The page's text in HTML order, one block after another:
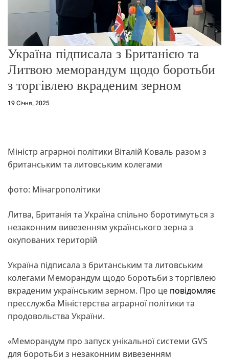
Україна підписала з Британією та
Литвою меморандум щодо боротьби
з торгівлею вкраденим зерном
19 Січня, 2025
Міністр аграрної політики Віталій Коваль разом з
британським та литовським колегами
фото: Мінагрополітики
Литва, Британія та Україна спільно боротимуться з
незаконним вивезенням українського зерна з
окупованих територій
Україна підписала з британським та литовським
колегами Меморандум щодо боротьби з торгівлею
вкраденим українським зерном. Про це повідомляє
пресслужба Міністерства аграрної політики та
продовольства України.
«Меморандум про запуск унікальної системи GVS
для боротьби з незаконним вивезенням